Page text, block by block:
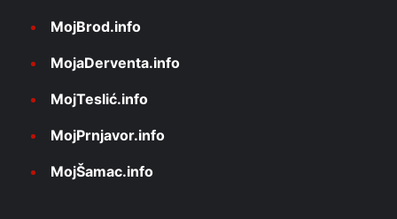
MojBrod.info
MojaDerventa.info
MojTeslić.info
MojPrnjavor.info
MojŠamac.info